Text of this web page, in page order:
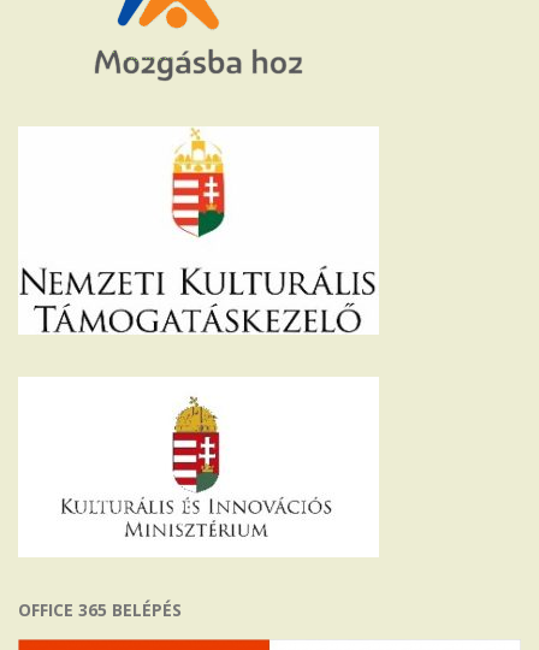
OFFICE 365 BELÉPÉS